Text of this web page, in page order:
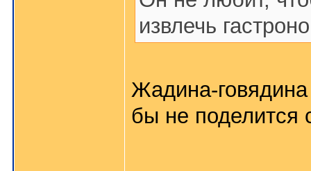
извлечь
Жадина-
бы не поделится